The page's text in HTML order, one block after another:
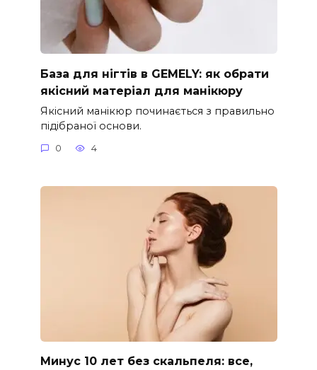
База для нігтів в GEMELY: як обрати
якісний матеріал для манікюру
Якісний манікюр починається з правильно
підібраної основи.
0 4
Минус 10 лет без скальпеля: все,